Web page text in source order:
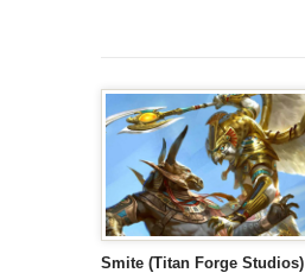
Smite (Titan Forge Studios)